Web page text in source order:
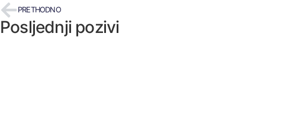
PRETHODNO
Posljednji pozivi